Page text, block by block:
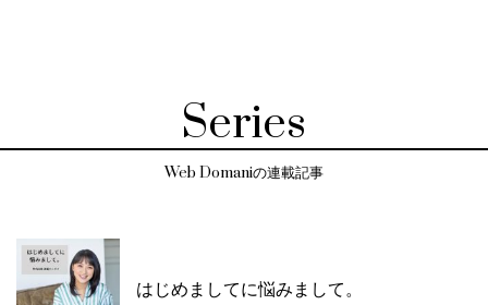
Series
Web Domaniの連載記事
はじめましてに悩みまして。